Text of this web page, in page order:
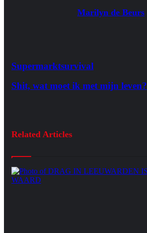
Marilyn de Beurs
Supermarktsurvival
Shit, wat moet ik met mijn leven?
Related Articles